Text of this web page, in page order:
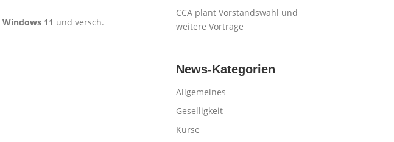
Windows 11 und versch.
CCA plant Vorstandswahl und
weitere Vorträge
News-Kategorien
Allgemeines
Geselligkeit
Kurse